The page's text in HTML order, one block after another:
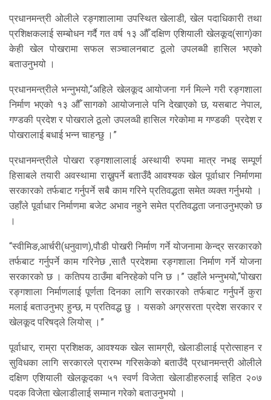
प्रधानमन्त्री ओलीले रङ्गशालामा उपस्थित खेलाडी, खेल पदाधिकारी तथा
प्रशिक्षकलाई सम्बोधन गर्दै गत वर्ष १३ औँ दक्षिण एशियाली खेलकूद(साग)का
केही खेल पोखरामा सफल सञ्चालनबाट ठूलो उपलब्धी हासिल भएको
बताउनुभयो ।
प्रधानमन्त्रीले भन्नुभयो,“अहिले खेलकूद आयोजना गर्न मिल्ने गरी रङ्गशाला
निर्माण भएको १३ औँ सागको आयोजनाले पनि देखाएको छ, यसबाट नेपाल,
गण्डकी प्रदेश र पोखराले ठूलो उपलव्धी हासिल गरेकोमा म गण्डकी प्रदेश र
पोखरालाई बधाई भन्न चाहन्छु ।”
प्रधानमन्त्रीले पोखरा रङ्गशालालाई अस्थायी रुपमा मात्र नभइ सम्पूर्ण
हिसाबले तयारी अवस्थामा राख्नुपर्ने बताउँदै आवश्यक खेल पूर्वाधार निर्माणमा
सरकारको तर्फबाट गर्नुपर्ने सबै काम गरिने प्रतिवद्धता समेत व्यक्त गर्नुभयो ।
उहाँले पूर्वाधार निर्माणमा बजेट अभाव नहुने समेत प्रतिवद्धता जनाउनुभएको छ
।
“स्वीमिङ,आर्चरी(धनुवाण),पौडी पोखरी निर्माण गर्ने योजनामा केन्द्र सरकारको
तर्फबाट गर्नुपर्ने काम गरिनेछ ,सातै प्रदेशमा रङ्गशाला निर्माण गर्ने योजना
सरकारको छ । कतिपय ठाउँमा बनिरहेको पनि छ ।” उहाँले भन्नुभयो,“पोखरा
रङ्गशाला निर्माणलाई पूर्णता दिनका लागि सरकारको तर्फबाट गर्नुपर्ने कुरा
मलाई बताउनुभए हुन्छ, म प्रतिवद्ध छु । यसको अग्रसरता प्रदेश सरकार र
खेलकूद परिषद्ले लियोस् ।”
पूर्वाधार, राम्रा प्रशिक्षक, आवश्यक खेल सामग्री, खेलाडीलाई प्रोत्साहन र
सुविधका लागि सरकारले प्रारम्भ गरिसकेको बताउँदै प्रधानमन्त्री ओलीले
दक्षिण एशियाली खेलकूदका ५१ स्वर्ण विजेता खेलाडीहरुलाई सहित २०७
पदक विजेता खेलाडीलाई सम्मान गरेको बताउनुभयो ।